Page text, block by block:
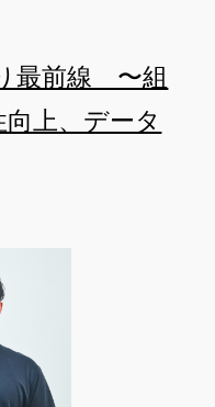
最前線　〜組
上、データ